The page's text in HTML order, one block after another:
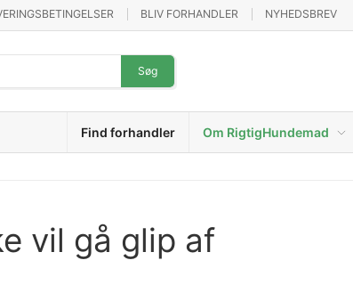
BLIV FORHANDLER NYHEDSBREV
Søg
Find forhandler Om RigtigHundemad
vil gå glip af